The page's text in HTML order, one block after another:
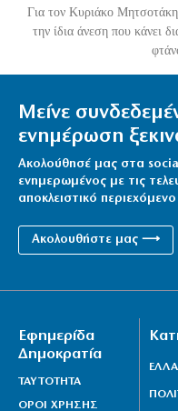
Για τον Κυριάκο Μητσοτάκη
την ίδια άνεση που κάνει
Μείνε
ενημέρωση
Ακολούθησέ μας στα
ενημερωμένος με τις
αποκλειστικό
Ακολουθήστε μας ⟶
Εφημερίδα
Δημοκρατία
ΤΑΥΤΟΤΗΤΑ
ΟΡΟΙ ΧΡΗΣΗΣ